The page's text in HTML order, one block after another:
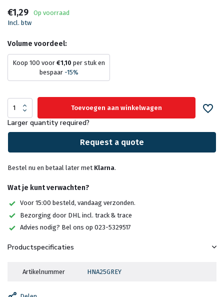
€1,29
Op voorraad
Incl. btw
Volume voordeel:
Koop 100 voor €1,10 per stuk en
bespaar -15%
Toevoegen aan winkelwagen
Larger quantity required?
Request a quote
Bestel nu en betaal later met Klarna.
Wat je kunt verwachten?
Voor 15:00 besteld, vandaag verzonden.
Bezorging door DHL incl. track & trace
Advies nodig? Bel ons op 023-5329517
Productspecificaties
Artikelnummer HNA25GREY